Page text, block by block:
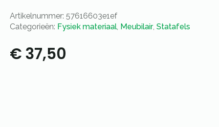
Artikelnummer: 57616603e1ef
Categorieën: Fysiek materiaal, Meubilair, Statafels
€ 37,50